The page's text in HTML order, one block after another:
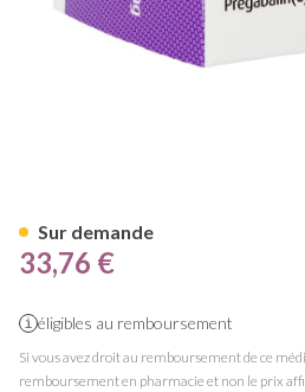
33,76 €
éligibles au remboursement
Si vous avez droit au remboursement de ce
remboursement en pharmacie et non le prix
Sur demande